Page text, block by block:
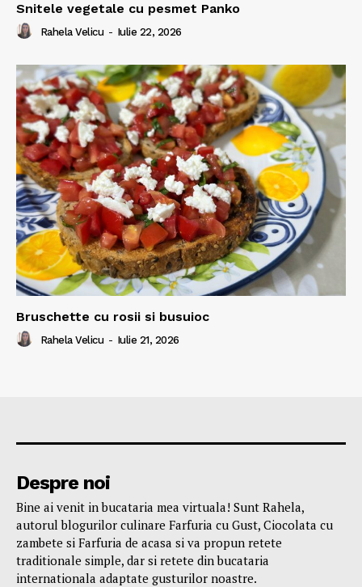
Snitele vegetale cu pesmet Panko
Rahela Velicu - Iulie 22, 2026
Bruschette cu rosii si busuioc
Rahela Velicu - Iulie 21, 2026
Despre noi
Bine ai venit in bucataria mea virtuala! Sunt Rahela,
autorul blogurilor culinare Farfuria cu Gust, Ciocolata cu
zambete si Farfuria de acasa si va propun retete
traditionale simple, dar si retete din bucataria
internationala adaptate gusturilor noastre.